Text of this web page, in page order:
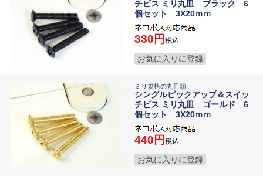
チビス ミリ丸皿 ブラック 6
個セット 3X20ｍｍ
330 税込
お気に入りに登録
ミリ規格の丸皿頭
シングルピックアップ＆スイッ
チビス ミリ丸皿 ゴールド 6
個セット 3X20ｍｍ
440 税込
お気に入りに登録